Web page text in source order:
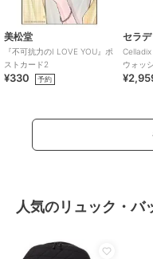
美松堂
『不可抗力のI LOVE YOU』ポ
ストカード2
¥330 予約
セラ
ウォッ
人気のリュック・バ